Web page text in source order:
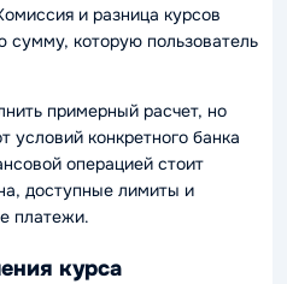
и разница курсов
сумму, которую пользователь
примерный расчет, но
условий конкретного банка
операцией стоит
доступные лимиты и
платежи.
курса